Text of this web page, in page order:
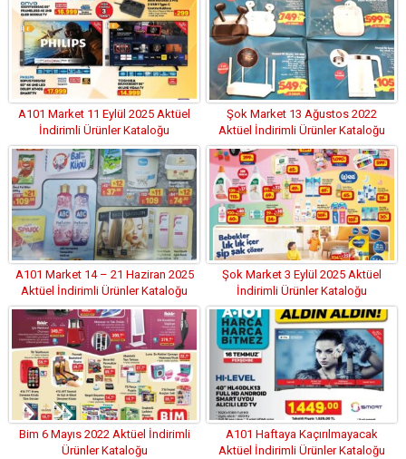
A101 Market 11 Eylül 2025 Aktüel
İndirimli Ürünler Kataloğu
Şok Market 13 Ağustos 2022
Aktüel İndirimli Ürünler Kataloğu
A101 Market 14 – 21 Haziran 2025
Aktüel İndirimli Ürünler Kataloğu
Şok Market 3 Eylül 2025 Aktüel
İndirimli Ürünler Kataloğu
Bim 6 Mayıs 2022 Aktüel İndirimli
Ürünler Kataloğu
A101 Haftaya Kaçırılmayacak
Aktüel İndirimli Ürünler Kataloğu